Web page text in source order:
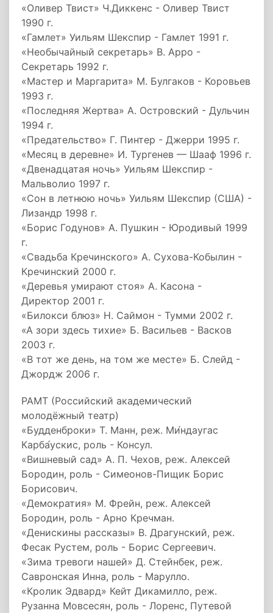
«Оливер Твист» Ч.Диккенс - Оливер Твист
1990 г.
«Гамлет» Уильям Шекспир - Гамлет 1991 г.
«Необычайный секретарь» В. Арро -
Секретарь 1992 г.
«Мастер и Маргарита» М. Булгаков - Коровьев
1993 г.
«Последняя Жертва» А. Островский - Дульчин
1994 г.
«Предательство» Г. Пинтер - Джерри 1995 г.
«Месяц в деревне» И. Тургенев — Шааф 1996 г.
«Двенадцатая ночь» Уильям Шекспир -
Мальволио 1997 г.
«Сон в летнюю ночь» Уильям Шекспир (США) -
Лизандр 1998 г.
«Борис Годунов» А. Пушкин - Юродивый 1999
г.
«Свадьба Кречинского» А. Сухова-Кобылин -
Кречинский 2000 г.
«Деревья умирают стоя» А. Касона -
Директор 2001 г.
«Билокси блюз» Н. Саймон - Тумми 2002 г.
«А зори здесь тихие» Б. Васильев - Васков
2003 г.
«В тот же день, на том же месте» Б. Слейд -
Джордж 2006 г.
РАМТ (Российский академический
молодёжный театр)
«Будденброки» Т. Манн, реж. Ми́ндаугас
Карба́ускис, роль - Консул.
«Вишневый сад» А. П. Чехов, реж. Алексей
Бородин, роль - Симеонов-Пищик Борис
Борисович.
«Демократия» М. Фрейн, реж. Алексей
Бородин, роль - Арно Кречман.
«Денискины рассказы» В. Драгунский, реж.
Фесак Рустем, роль - Борис Сергеевич.
«Зима тревоги нашей» Д. Стейнбек, реж.
Савронская Инна, роль - Марулло.
«Кролик Эдвард» Кейт Дикамилло, реж.
Рузанна Мовсесян, роль - Лоренс, Путевой